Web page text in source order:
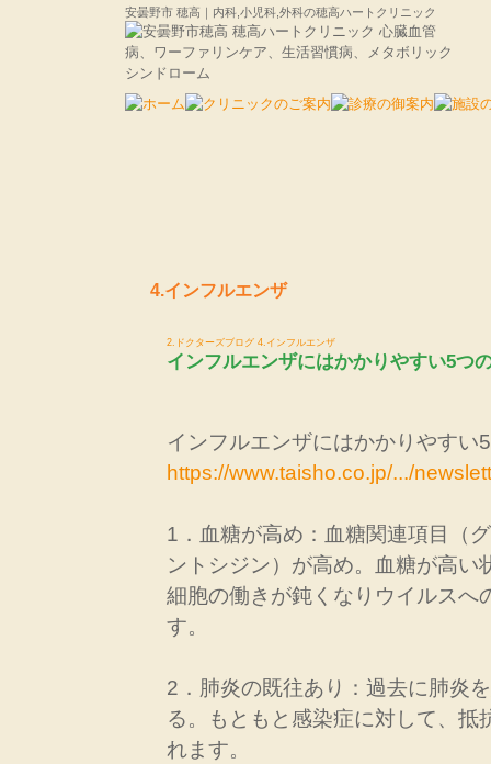
安曇野市 穂高｜内科,小児科,外科の穂高ハートクリニック
4.インフルエンザ
2.ドクターズブログ 4.インフルエンザ
インフルエンザにはかかりやすい5つ
インフルエンザにはかかりやすい
https://www.taisho.co.jp/.../
1．血糖が高め：血糖関連項目（
ントシジン）が高め。血糖が高い
細胞の働きが鈍くなりウイルスへ
す。
2．肺炎の既往あり：過去に肺炎
る。もともと感染症に対して、抵
れます。